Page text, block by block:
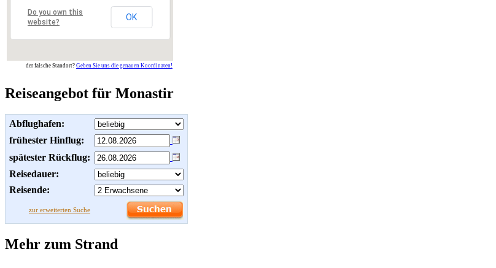
Do you own this
website?
OK
der falsche Standort? Geben Sie uns die genauen Koordinaten!
Reiseangebot für Monastir
Abflughafen:
frühester Hinflug:
spätester Rückflug:
Reisedauer:
Reisende:
zur erweiterten Suche
Mehr zum Strand